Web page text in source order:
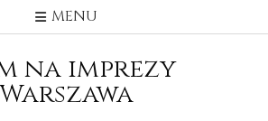
MENU
na imprezy